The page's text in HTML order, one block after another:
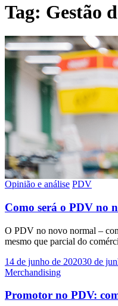
Tag: Gestão
Opinião e análise PDV
Como será o PDV no
O PDV no novo normal –
mesmo que parcial do
14 de junho de 202030 de
Merchandising
Promotor no PDV: